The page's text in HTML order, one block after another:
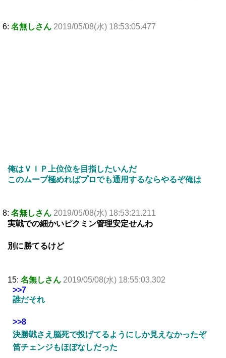
6: 名無しさん 2019/05/08(水) 18:53:05.477
俺はＶＩＰ上位位を目指したいんだ
このムーブ極めればプロでも通用するならやるぞ俺は
8: 名無しさん 2019/05/08(水) 18:53:21.211
実戦での細かいピクミン管理安定せんわ
別に勝てるけど
15: 名無しさん 2019/05/08(水) 18:55:03.302
>>7
誰だそれ
>>8
決勝戦さえ脳死で投げてるようにしか見えなかったぞ
笛チェンジもほぼなしだった